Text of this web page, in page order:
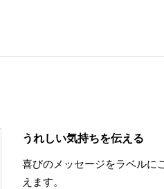
うれしい気持ちを伝える
喜びのメッセージをラベルに
えます。